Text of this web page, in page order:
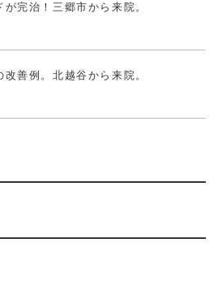
完治！三郷市から来院。
善例。北越谷から来院。